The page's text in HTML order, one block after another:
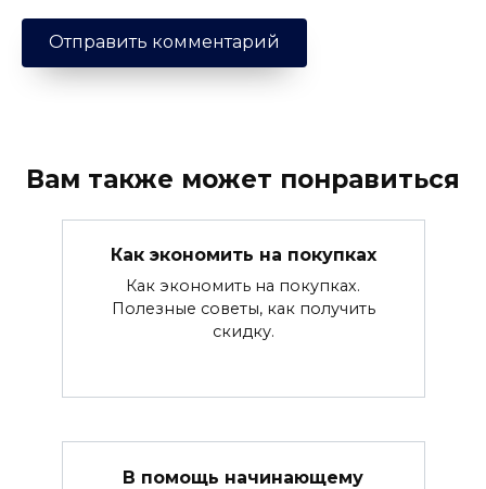
Вам также может понравиться
Как экономить на покупках
Как экономить на покупках.
Полезные советы, как получить
скидку.
В помощь начинающему